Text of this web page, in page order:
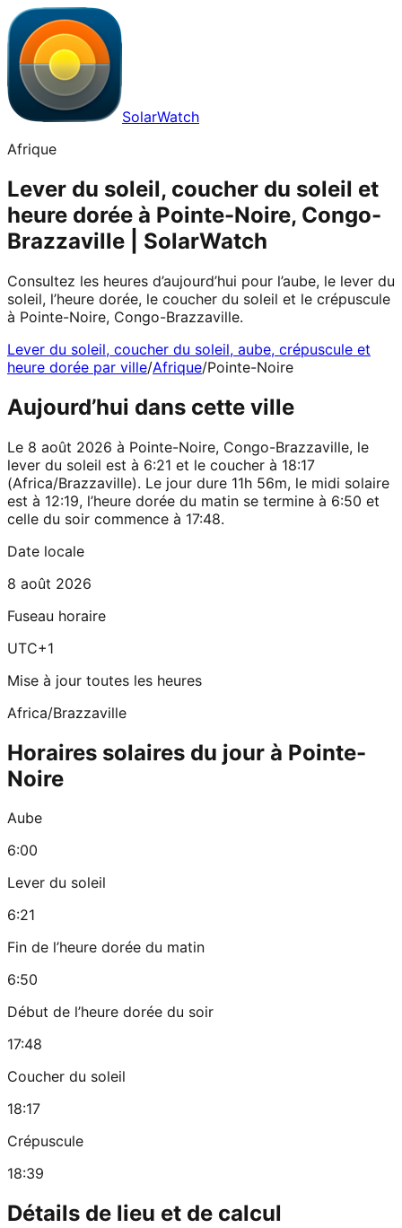
SolarWatch
Afrique
Lever du soleil, coucher du soleil et
heure dorée à Pointe-Noire, Congo-
Brazzaville | SolarWatch
Consultez les heures d’aujourd’hui pour l’aube, le lever du
soleil, l’heure dorée, le coucher du soleil et le crépuscule
à Pointe-Noire, Congo-Brazzaville.
Lever du soleil, coucher du soleil, aube, crépuscule et
heure dorée par ville/Afrique/Pointe-Noire
Aujourd’hui dans cette ville
Le 8 août 2026 à Pointe-Noire, Congo-Brazzaville, le
lever du soleil est à 6:21 et le coucher à 18:17
(Africa/Brazzaville). Le jour dure 11h 56m, le midi solaire
est à 12:19, l’heure dorée du matin se termine à 6:50 et
celle du soir commence à 17:48.
Date locale
8 août 2026
Fuseau horaire
UTC+1
Mise à jour toutes les heures
Africa/Brazzaville
Horaires solaires du jour à Pointe-
Noire
Aube
6:00
Lever du soleil
6:21
Fin de l’heure dorée du matin
6:50
Début de l’heure dorée du soir
17:48
Coucher du soleil
18:17
Crépuscule
18:39
Détails de lieu et de calcul